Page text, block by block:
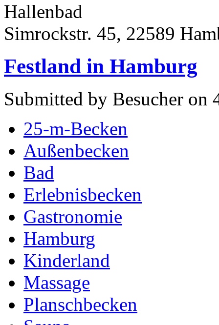
Hallenbad
Simrockstr. 45, 22589
Festland in Hamburg
Submitted by Besucher on
25-m-Becken
Außenbecken
Bad
Erlebnisbecken
Gastronomie
Hamburg
Kinderland
Massage
Planschbecken